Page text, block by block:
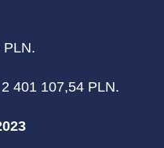
PLN.
401 107,54 PLN.